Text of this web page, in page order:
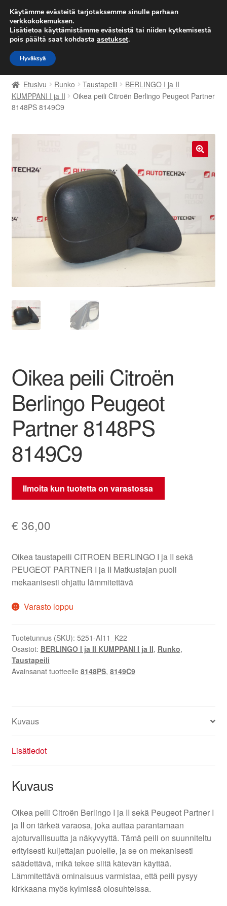
TOIMITUS alkaen 7 EUR
Siirry
navigointiin
Siirry
sisältöön
Etusivu
Kärry
Maailmanlaajuinen toimitus
Tarkista
Valitukset
Etusivu Runko Taustapeili
BERLINGO I ja II
KUMPPANI I ja II
Oikea peili Citroën Berlingo Peugeot Partner
8148PS 8149C9
Oikea peili Citroën
Berlingo Peugeot
Partner 8148PS
8149C9
Ilmoita kun tuotetta on varastossa
€ 36,00
Oikea taustapeili CITROEN BERLINGO I ja II sekä
PEUGEOT PARTNER I ja II Matkustajan puoli
mekaanisesti ohjattu lämmitettävä
Varasto loppu
Tuotetunnus (SKU): 5251-AI11_K22
Osastot: BERLINGO I ja II KUMPPANI I ja II, Runko,
Taustapeili
Avainsanat tuotteelle 8148PS, 8149C9
Kuvaus
Lisätiedot
Kuvaus
Oikea peili Citroën Berlingo I ja II sekä Peugeot Partner I
ja II on tärkeä varaosa, joka auttaa parantamaan
ajoturvallisuutta ja näkyvyyttä. Tämä peili on suunniteltu
erityisesti kuljettajan puolelle, ja se on mekanisesti
säädettävä, mikä tekee siitä kätevän käyttää.
Lämmitettävä ominaisuus varmistaa, että peili pysyy
kirkkaana myös kylmissä olosuhteissa.
Käytämme evästeitä tarjotaksemme sinulle parhaan
verkkokokemuksen.
Lisätietoa käyttämistämme evästeistä tai niiden kytkemisestä
pois päältä saat kohdasta asetukset.
Hyväksyä